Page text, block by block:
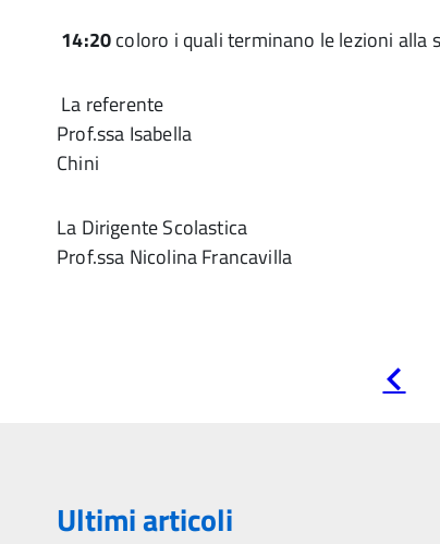
14:20coloro i quali terminano le lezioni alla
La referente
Prof.ssa Isabella
La Dirigente Scolastica
Prof.ssa Nicolina Francavilla
Ultimi articoli